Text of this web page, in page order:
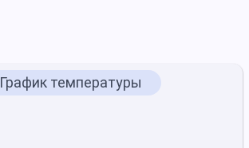
График температуры